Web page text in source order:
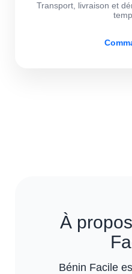
Transport, livraison et
À
Bénin Facile